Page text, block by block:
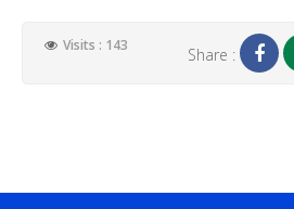
Visits : 143 Share :